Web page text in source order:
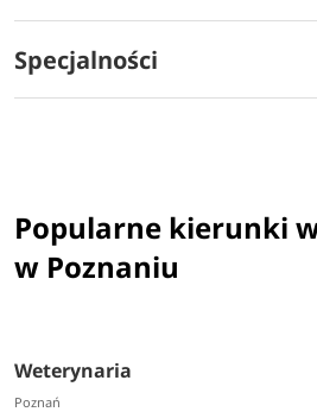
Specjalności
Popularne kierunki
w Poznaniu
Weterynaria
Poznań